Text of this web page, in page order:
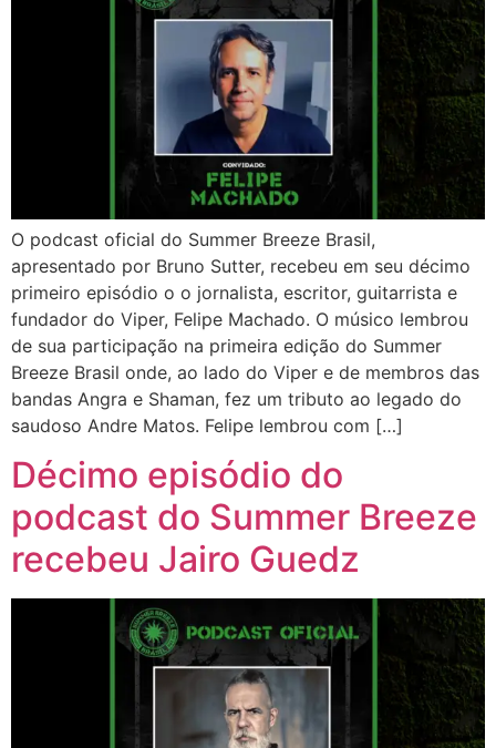
O podcast oficial do Summer Breeze Brasil,
apresentado por Bruno Sutter, recebeu em seu décimo
primeiro episódio o o jornalista, escritor, guitarrista e
fundador do Viper, Felipe Machado. O músico lembrou
de sua participação na primeira edição do Summer
Breeze Brasil onde, ao lado do Viper e de membros das
bandas Angra e Shaman, fez um tributo ao legado do
saudoso Andre Matos. Felipe lembrou com […]
Décimo episódio do
podcast do Summer Breeze
recebeu Jairo Guedz